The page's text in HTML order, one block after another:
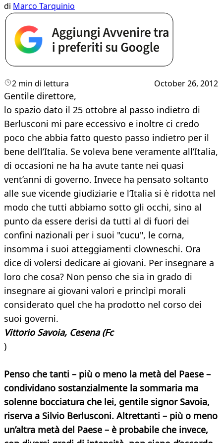
di Marco Tarquinio
2 min di lettura October 26, 2012
Gentile direttore,
lo spazio dato il 25 ottobre al passo indietro di
Berlusconi mi pare eccessivo e inoltre ci credo
poco che abbia fatto questo passo indietro per il
bene dell’Italia. Se voleva bene veramente all’Italia,
di occasioni ne ha ha avute tante nei quasi
vent’anni di governo. Invece ha pensato soltanto
alle sue vicende giudiziarie e l’Italia si è ridotta nel
modo che tutti abbiamo sotto gli occhi, sino al
punto da essere derisi da tutti al di fuori dei
confini nazionali per i suoi "cucu", le corna,
insomma i suoi atteggiamenti clowneschi. Ora
dice di volersi dedicare ai giovani. Per insegnare a
loro che cosa? Non penso che sia in grado di
insegnare ai giovani valori e princìpi morali
considerato quel che ha prodotto nel corso dei
suoi governi.
Vittorio Savoia, Cesena (Fc
)
Penso che tanti – più o meno la metà del Paese –
condividano sostanzialmente la sommaria ma
solenne bocciatura che lei, gentile signor Savoia,
riserva a Silvio Berlusconi. Altrettanti – più o meno
un’altra metà del Paese – è probabile che invece,